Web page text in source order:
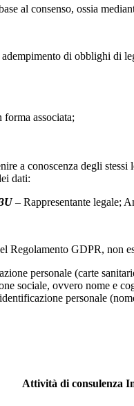
al consenso, ossia
di obblighi di
associata;
a conoscenza degli
dati:
– Rappresentante legale;
Regolamento GDPR, non
personale (carte
sociale, ovvero nome e
personale
Attività di consulenza